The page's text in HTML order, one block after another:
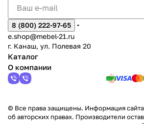
8 (800) 222-97-65
e.shop@mebel-21.ru
г. Канаш, ул. Полевая 20
Каталог
О компании
© Все права защищены. Информация
об авторских правах. Производители